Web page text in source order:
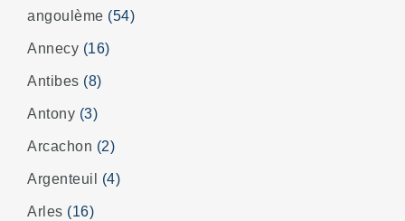
angoulème (54)
Annecy (16)
Antibes (8)
Antony (3)
Arcachon (2)
Argenteuil (4)
Arles (16)